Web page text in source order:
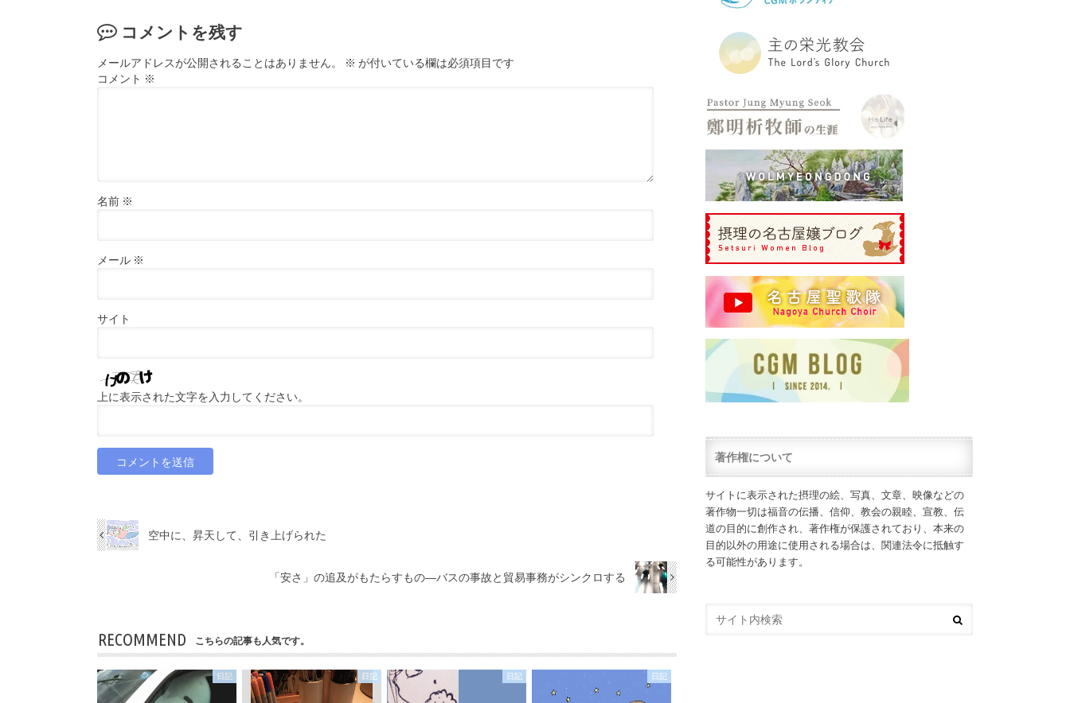
コメントを残す
メールアドレスが公開されることはありません。 ※ が付いている欄は必須項目です
コメント ※
名前 ※
メール ※
サイト
上に表示された文字を入力してください。
空中に、昇天して、引き上げられた
「安さ」の追及がもたらすもの―バスの事故と貿易事務がシンクロする
RECOMMEND こちらの記事も人気です。
日記 日記 日記 日記
著作権について
サイトに表示された摂理の絵、写真、文章、映像などの
著作物一切は福音の伝播、信仰、教会の親睦、宣教、伝
道の目的に創作され、著作権が保護されており、本来の
目的以外の用途に使用される場合は、関連法令に抵触す
る可能性があります。